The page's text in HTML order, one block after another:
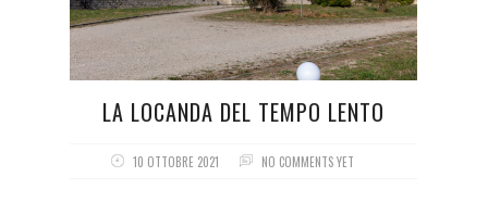
LA LOCANDA DEL TEMPO LENTO
10 OTTOBRE 2021 NO COMMENTS YET